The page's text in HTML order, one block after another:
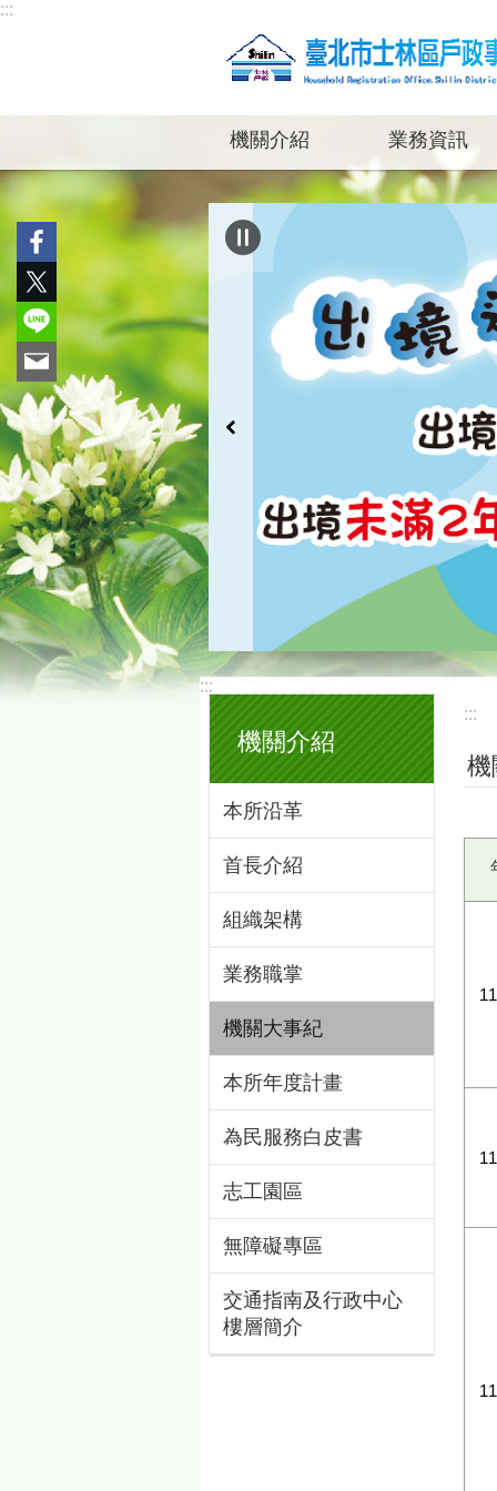
跳到主要內容區塊
:::
機關介紹 業務資訊
:::
機關介紹
本所沿革
首長介紹
組織架構
業務職掌
機關大事紀
本所年度計畫
為民服務白皮書
志工園區
無障礙專區
交通指南及行政中心
樓層簡介
:::
機